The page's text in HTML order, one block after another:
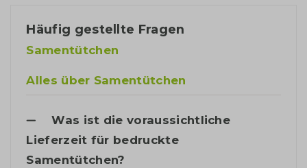
Häufig gestellte Fragen
Samentütchen
Alles über Samentütchen
Was ist die voraussichtliche
Lieferzeit für bedruckte
Samentütchen?